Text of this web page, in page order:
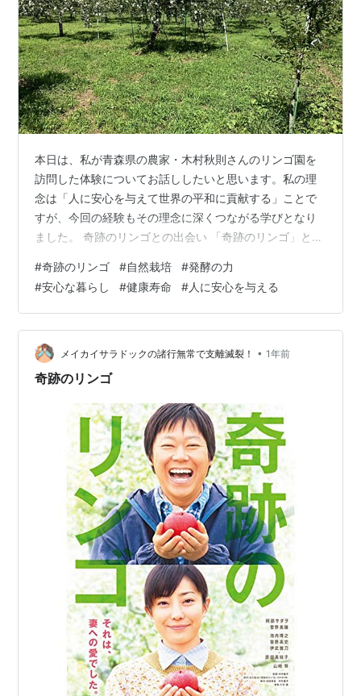
本日は、私が青森県の農家・木村秋則さんのリンゴ園を
訪問した体験についてお話ししたいと思います。私の理
念は「人に安心を与えて世界の平和に貢献する」ことで
すが、今回の経験もその理念に深くつながる学びとなり
ました。 奇跡のリンゴとの出会い 「奇跡のリンゴ」と
培に成功した物語です。農業界では絶対に不可能とまで
言われてきた挑戦で、NHKの「プロジェクトX」や映画で
も紹介されました。 私が初めてこの本と出会ったのは、
長男が高校生のときです。学校の課題図書として指定さ
れていた『奇跡のリンゴ』（幻冬舎文庫）を、私も一緒
に読んだのがきっかけでした。その後、マレー…
#奇跡のリンゴ #自然栽培 #発酵の力
#安心な暮らし #健康寿命 #人に安心を与える
メイカイサラドックの諸行無常で支離滅裂！ • 1年前
奇跡のリンゴ